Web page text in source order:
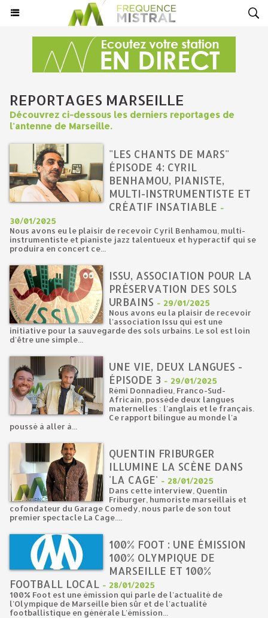
REPORTAGES MARSEILLE
Découvrez ci-dessous les derniers reportages de
l'antenne de Marseille.
"LES CHANTS DE MARS"
ÉPISODE 4: CYRIL
BENHAMOU, PIANISTE,
MULTI-INSTRUMENTISTE ET
CRÉATIF INSATIABLE -
30/01/2025
Nous avons eu le plaisir de recevoir Cyril Benhamou, multi-
instrumentiste et pianiste jazz talentueux et hyperactif qui se
produira en concert ce...
ISSU, ASSOCIATION POUR LA
PRÉSERVATION DES SOLS
URBAINS - 29/01/2025
Nous avons eu la plaisir de recevoir
l'association Issu qui est une
initiative pour la sauvegarde des sols urbains. Le sol est loin
d'être une simple...
UNE VIE, DEUX LANGUES -
ÉPISODE 3 - 29/01/2025
Rémi Donnadieu, Franco-Sud-
Africain, possède deux langues
maternelles : l'anglais et le français.
Ce rapport bilingue au monde l'a
poussé à aller à...
QUENTIN FRIBURGER
ILLUMINE LA SCÈNE DANS
'LA CAGE' - 28/01/2025
Dans cette interview, Quentin
Friburger, humoriste marseillais et
cofondateur du Garage Comedy, nous parle de son tout
premier spectacle La Cage....
100% FOOT : UNE ÉMISSION
100% OLYMPIQUE DE
MARSEILLE ET 100%
FOOTBALL LOCAL - 28/01/2025
100% Foot est une émission qui parle de l'actualité de
l'Olympique de Marseille bien sûr et de l'actualité
footballistique en générale L'émission...